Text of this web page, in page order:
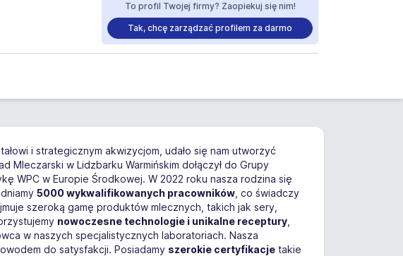
To profil Twojej firmy? Zaopiekuj się nim!
Tak, chcę zarządzać profilem za darmo
i strategicznym akwizycjom, udało się nam utworzyć
Mleczarski w Lidzbarku Warmińskim dołączył do Grupy
WPC w Europie Środkowej. W 2022 roku nasza rodzina się
5000 wykwalifikowanych pracowników , co świadczy
szeroką gamę produktów mlecznych, takich jak sery,
nowoczesne technologie i unikalne receptury
w naszych specjalistycznych laboratoriach. Nasza
do satysfakcji. Posiadamy szerokie certyfikacje takie